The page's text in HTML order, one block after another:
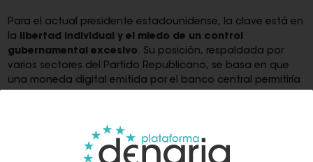
Para el actual presidente estadounidense, la clave está en
la libertad individual y el miedo de un control
gubernamental excesivo . Su posición, respaldada por
varios sectores del Partido Republicano, se basa en que
una moneda digital emitida por el banco central permitiría
del efectivo aún ofrece.
"Una CBDC podría ser usada para vigilar, restringir e